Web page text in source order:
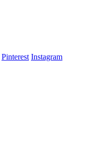
Pinterest Instagram